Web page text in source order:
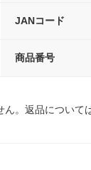
JANコード
商品番号
。返品につい